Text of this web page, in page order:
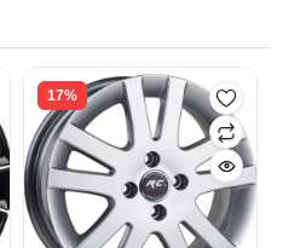
17%